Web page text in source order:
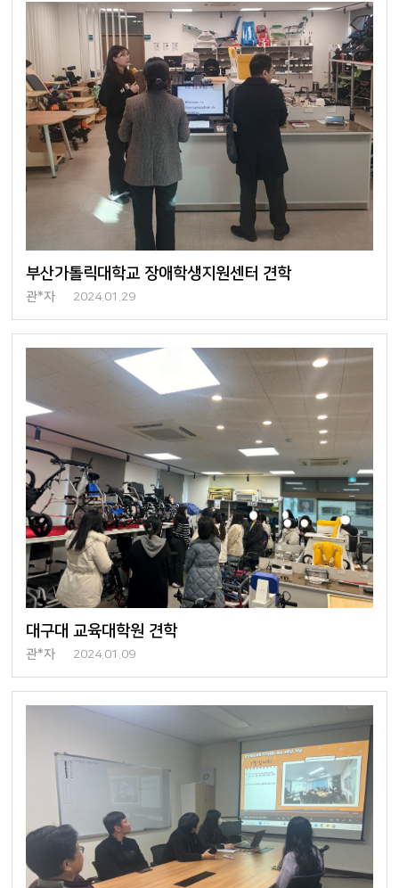
부산가톨릭대학교 장애학생지원센터 견학
관*자 2024.01.29
대구대 교육대학원 견학
관*자 2024.01.09